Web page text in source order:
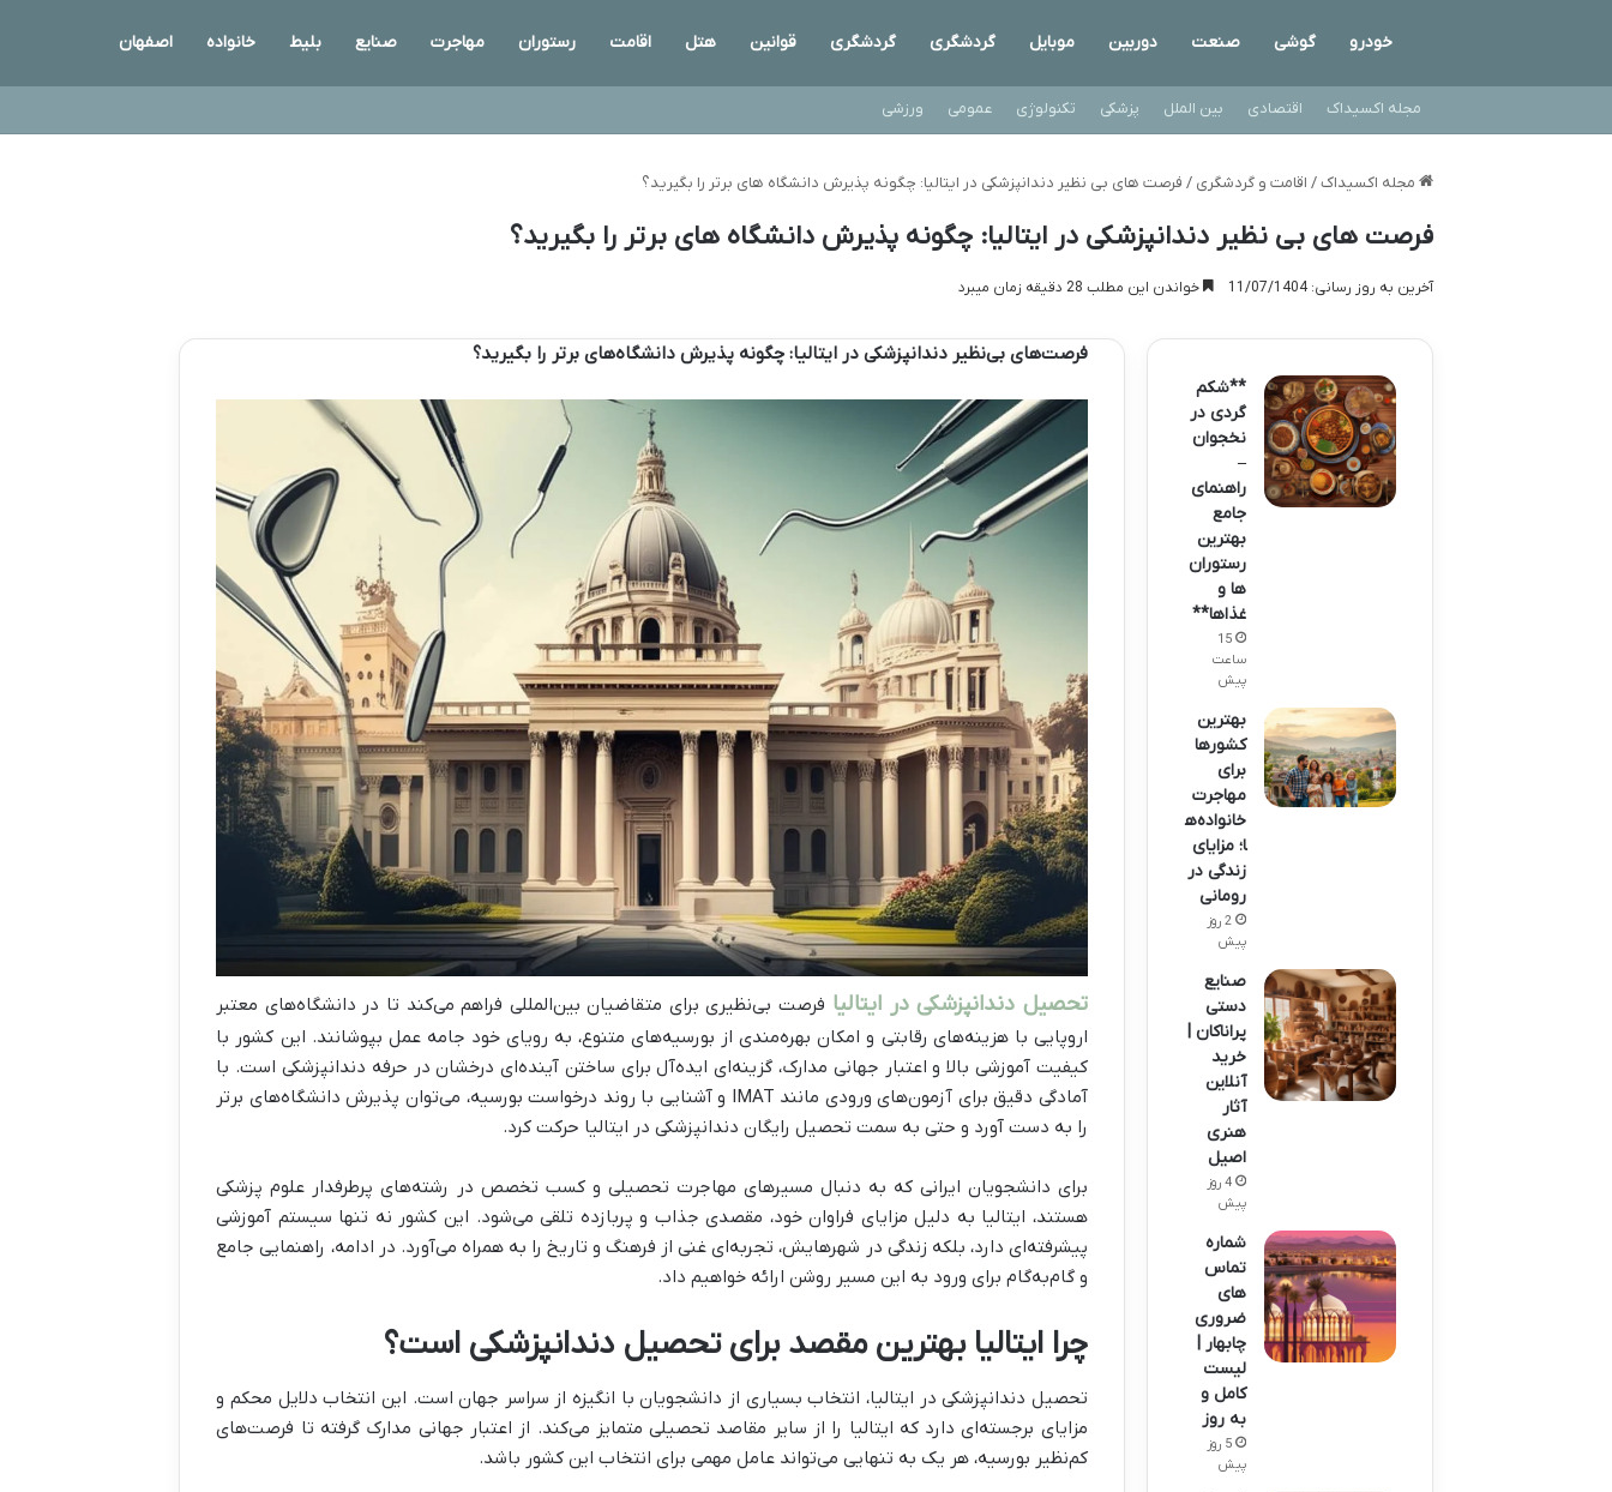
خودرو گوشی صنعت دوربین موبایل گردشگری گردشگری قوانین هتل اقامت رستوران مهاجرت صنایع بلیط خانواده اصفهان
مجله اکسیداک اقتصادی بین الملل پزشکی تکنولوژی عمومی ورزشی
مجله اکسیداک / اقامت و گردشگری / فرصت های بی نظیر دندانپزشکی در ایتالیا: چگونه پذیرش دانشگاه های برتر را بگیرید؟
فرصت های بی نظیر دندانپزشکی در ایتالیا: چگونه پذیرش دانشگاه های برتر را بگیرید؟
آخرین به روز رسانی: 11/07/1404 خواندن این مطلب 28 دقیقه زمان میبرد
فرصت‌های بی‌نظیر دندانپزشکی در ایتالیا: چگونه پذیرش دانشگاه‌های برتر را بگیرید؟
تحصیل دندانپزشکی در ایتالیا فرصت بی‌نظیری برای متقاضیان بین‌المللی فراهم می‌کند تا در دانشگاه‌های معتبر
اروپایی با هزینه‌های رقابتی و امکان بهره‌مندی از بورسیه‌های متنوع، به رویای خود جامه عمل بپوشانند. این کشور با
کیفیت آموزشی بالا و اعتبار جهانی مدارک، گزینه‌ای ایده‌آل برای ساختن آینده‌ای درخشان در حرفه دندانپزشکی است. با
آمادگی دقیق برای آزمون‌های ورودی مانند IMAT و آشنایی با روند درخواست بورسیه، می‌توان پذیرش دانشگاه‌های برتر
را به دست آورد و حتی به سمت تحصیل رایگان دندانپزشکی در ایتالیا حرکت کرد.
برای دانشجویان ایرانی که به دنبال مسیرهای مهاجرت تحصیلی و کسب تخصص در رشته‌های پرطرفدار علوم پزشکی
هستند، ایتالیا به دلیل مزایای فراوان خود، مقصدی جذاب و پربازده تلقی می‌شود. این کشور نه تنها سیستم آموزشی
پیشرفته‌ای دارد، بلکه زندگی در شهرهایش، تجربه‌ای غنی از فرهنگ و تاریخ را به همراه می‌آورد. در ادامه، راهنمایی جامع
و گام‌به‌گام برای ورود به این مسیر روشن ارائه خواهیم داد.
چرا ایتالیا بهترین مقصد برای تحصیل دندانپزشکی است؟
تحصیل دندانپزشکی در ایتالیا، انتخاب بسیاری از دانشجویان با انگیزه از سراسر جهان است. این انتخاب دلایل محکم و
مزایای برجسته‌ای دارد که ایتالیا را از سایر مقاصد تحصیلی متمایز می‌کند. از اعتبار جهانی مدارک گرفته تا فرصت‌های
کم‌نظیر بورسیه، هر یک به تنهایی می‌تواند عامل مهمی برای انتخاب این کشور باشد.
**شکم
گردی در
نخجوان
–
راهنمای
جامع
بهترین
رستوران
ها و
غذاها**
15
ساعت
پیش
بهترین
کشورها
برای
مهاجرت
خانواده‌ه
ا؛ مزایای
زندگی در
رومانی
2 روز
پیش
صنایع
دستی
پراناکان |
خرید
آنلاین
آثار
هنری
اصیل
4 روز
پیش
شماره
تماس
های
ضروری
چابهار |
لیست
کامل و
به روز
5 روز
پیش